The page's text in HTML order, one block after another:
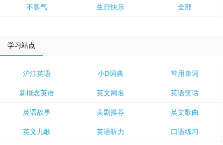
不客气 生日快乐 全部
学习站点
沪江英语 小D词典 常用单词
新概念英语 英文网名 英语笑话
英语故事 美剧推荐 英文歌曲
英文儿歌 英语听力 口语练习